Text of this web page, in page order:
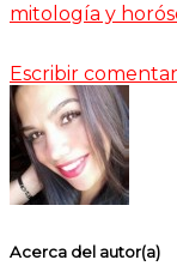
mitología y
Escribir
Acerca del autor(a)